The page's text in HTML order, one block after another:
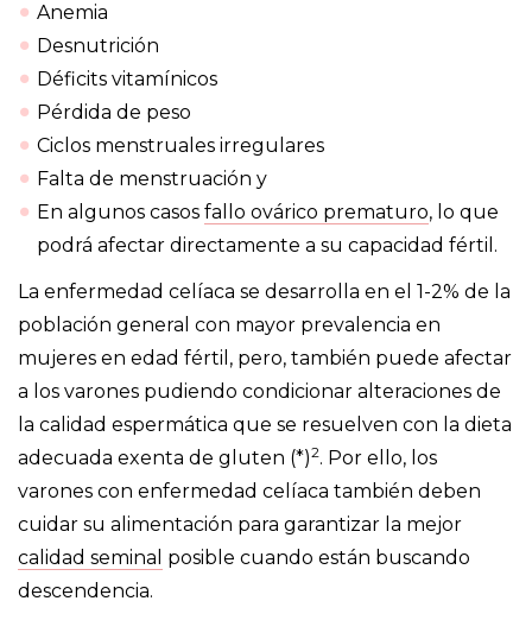
Anemia
Desnutrición
Déficits vitamínicos
Pérdida de peso
Ciclos menstruales irregulares
Falta de menstruación y
En algunos casos fallo ovárico prematuro, lo que
podrá afectar directamente a su capacidad fértil.
La enfermedad celíaca se desarrolla en el 1-2% de la
población general con mayor prevalencia en
mujeres en edad fértil, pero, también puede afectar
a los varones pudiendo condicionar alteraciones de
la calidad espermática que se resuelven con la dieta
adecuada exenta de gluten (*)2. Por ello, los
varones con enfermedad celíaca también deben
cuidar su alimentación para garantizar la mejor
calidad seminal posible cuando están buscando
descendencia.